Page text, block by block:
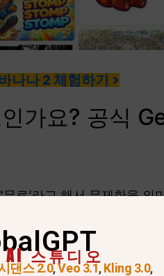
나나 2 체험하기 >
가요? 공식
무료’라고 해서 무제한을 의
편집, 참조 이미지 워크플
자에게 일일 이미지 1장
AI 스튜디오
댄스 2.0,Veo 3.1,Kling 3.0,